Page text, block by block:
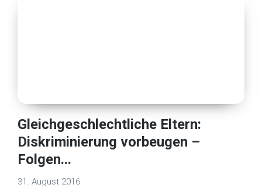
Gleichgeschlechtliche Eltern:
Diskriminierung vorbeugen –
Folgen...
31. August 2016